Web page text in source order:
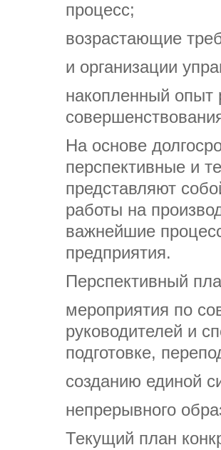
процесс;
возрастающие
и организации
накопленный опыт
На основе
перспективные и
представляют
работы на
важнейшие
предприятия.
Перспективный
мероприятия по
руководителей и
подготовке,
созданию единой
непрерывного
Текущий план